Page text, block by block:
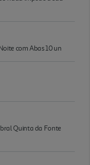
com Abas 10 un
Quinta da Fonte